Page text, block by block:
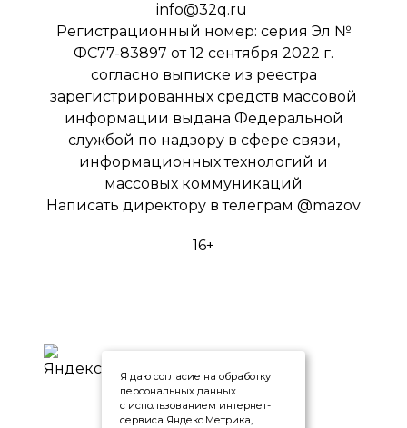
info@32q.ru
Регистрационный номер: серия Эл №
ФС77-83897 от 12 сентября 2022 г.
согласно выписке из реестра
зарегистрированных средств массовой
информации выдана Федеральной
службой по надзору в сфере связи,
информационных технологий и
массовых коммуникаций
Написать директору в телеграм @mazov
16+
Я даю согласие на обработку
персональных данных
с использованием интернет-
сервиса Яндекс.Метрика,